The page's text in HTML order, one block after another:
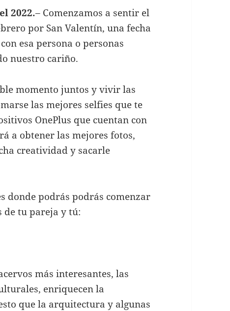
2022.– Comenzamos a sentir el
por San Valentín, una fecha
esa persona o personas
nuestro cariño.
momento juntos y vivir las
las mejores selfies que te
OnePlus que cuentan con
a obtener las mejores fotos,
creatividad y sacarle
donde podrás podrás comenzar
tu pareja y tú:
más interesantes, las
enriquecen la
que la arquitectura y algunas